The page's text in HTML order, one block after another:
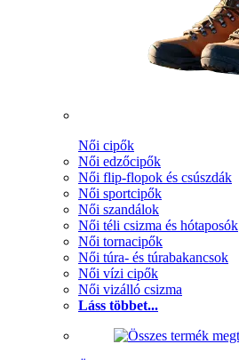
Női cipők
Női edzőcipők
Női flip-flopok és csúszdák
Női sportcipők
Női szandálok
Női téli csizma és hótaposók
Női tornacipők
Női túra- és túrabakancsok
Női vízi cipők
Női vizálló csizma
Láss többet...